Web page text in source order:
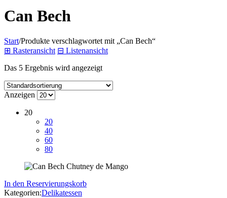
Can Bech
Start/Produkte verschlagwortet mit „Can Bech“
⊞ Rasteransicht ⊟ Listenansicht
Das 5 Ergebnis wird angezeigt
Anzeigen
20
20
40
60
80
In den Reservierungskorb
Kategorien:Delikatessen